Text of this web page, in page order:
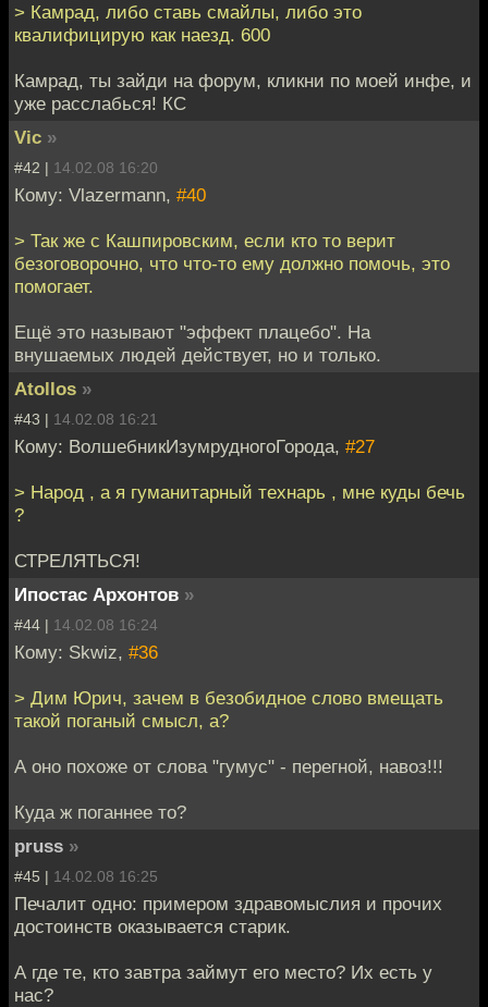
> Камрад, либо ставь смайлы, либо это
квалифицирую как наезд. 600
Камрад, ты зайди на форум, кликни по моей инфе, и
уже расслабься! КС
Vic »
#42 | 14.02.08 16:20
Кому: Vlazermann, #40
> Так же с Кашпировским, если кто то верит
безоговорочно, что что-то ему должно помочь, это
помогает.
Ещё это называют "эффект плацебо". На
внушаемых людей действует, но и только.
Atollos »
#43 | 14.02.08 16:21
Кому: ВолшебникИзумрудногоГорода, #27
> Народ , а я гуманитарный технарь , мне куды бечь
?
СТРЕЛЯТЬСЯ!
Ипостас Архонтов »
#44 | 14.02.08 16:24
Кому: Skwiz, #36
> Дим Юрич, зачем в безобидное слово вмещать
такой поганый смысл, а?
А оно похоже от слова "гумус" - перегной, навоз!!!
Куда ж поганнее то?
pruss »
#45 | 14.02.08 16:25
Печалит одно: примером здравомыслия и прочих
достоинств оказывается старик.
А где те, кто завтра займут его место? Их есть у
нас?